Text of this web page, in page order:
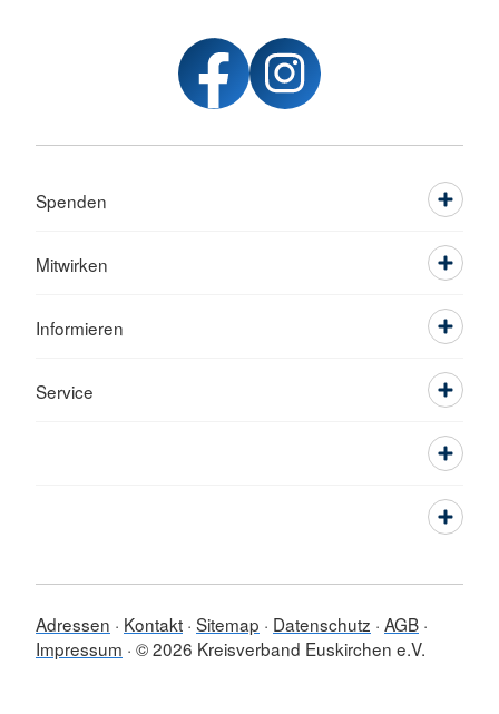
Spenden
Mitwirken
Informieren
Service
Adressen Kontakt Sitemap Datenschutz AGB
Impressum © 2026 Kreisverband Euskirchen e.V.